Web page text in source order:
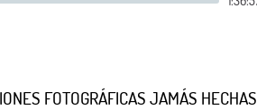
FOTOGRÁFICAS JAMÁS HECHAS